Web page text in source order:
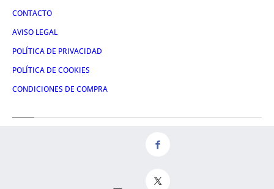
CONTACTO
AVISO LEGAL
POLÍTICA DE PRIVACIDAD
POLÍTICA DE COOKIES
CONDICIONES DE COMPRA